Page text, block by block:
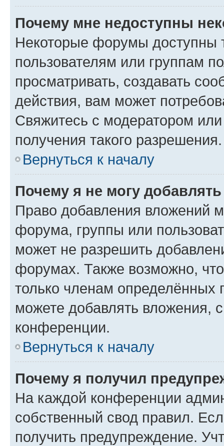
Почему мне недоступны
Некоторые форумы доступны
пользователям или группам
просматривать, создавать
действия, вам может
Свяжитесь с модератором
получения такого разрешения.
Вернуться к началу
Почему я не могу
Право добавления вложений
форума, группы или
может не разрешить
форумах. Также возможно,
только членам определённых
можете добавлять вложения,
конференции.
Вернуться к началу
Почему я получил
На каждой конференции
собственный свод правил.
получить предупреждение.